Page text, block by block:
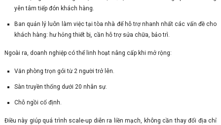
yên tâm tiếp đón khách hàng.
Ban quản lý luôn làm việc tại tòa nhà để hỗ trợ nhanh nhất các vấn đề cho
khách hàng: hư hỏng thiết bị, cần hỗ trợ sửa chữa, bảo trì.
Ngoài ra, doanh nghiệp có thể linh hoạt nâng cấp khi mở rộng:
Văn phòng trọn gói từ 2 người trở lên.
Sàn truyền thống dưới 20 nhân sự.
Chỗ ngồi cố định.
Điều này giúp quá trình scale-up diễn ra liền mạch, không cần thay đổi địa chỉ